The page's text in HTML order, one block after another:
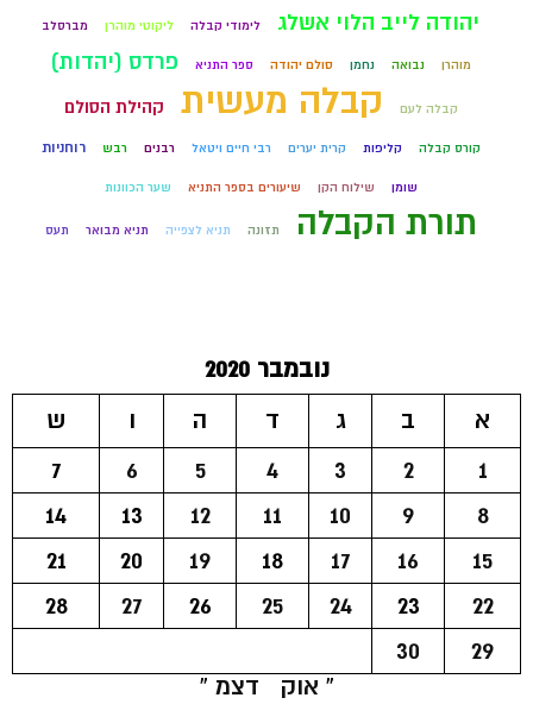
יהודה לייב הלוי אשלג לימודי קבלה ליקוטי מוהרן מברסלב
מוהרן נבואה נחמן סולם יהודה ספר התניא פרדס (יהדות)
קבלה לעם קבלה מעשית קהילת הסולם
קורס קבלה קליפות קרית יערים רבי חיים ויטאל רבנים רבש רוחניות
שומן שילוח הקן שיעורים בספר התניא שער הכוונות
תורת הקבלה תזונה תניא לצפייה תניא מבואר תעס
נובמבר 2020
א
ב ג ד ה ו
ש
1
2
3
4
5
6
7
8
9
10
11
12
13
14
15
16
17
18
19
20
21
22
23
24
25
26
27
28
29
30
« אוק
דצמ »